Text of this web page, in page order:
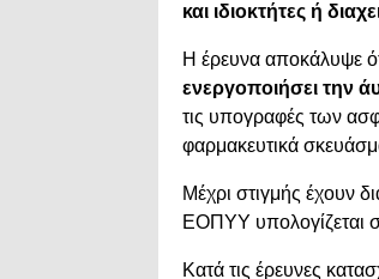
και ιδιοκτήτες ή
Η έρευνα αποκάλυψε
ενεργοποιήσει την
τις υπογραφές των
φαρμακευτικά
Μέχρι στιγμής έχουν
ΕΟΠΥΥ υπολογίζεται
Κατά τις έρευνες